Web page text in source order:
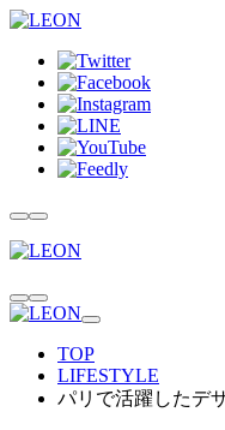
TOP
LIFESTYLE
パリで活躍したデ